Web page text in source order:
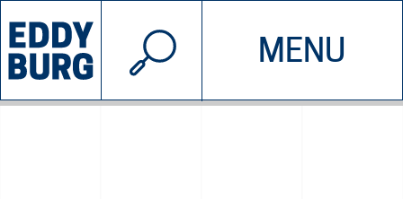
MENU
INIZIATIVE CHI SIAMO
© 2026 EDDYBURG